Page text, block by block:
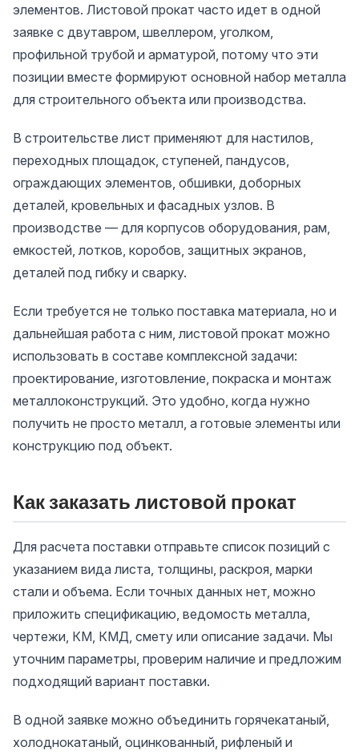
элементов. Листовой прокат часто идет в одной
заявке с двутавром, швеллером, уголком,
профильной трубой и арматурой, потому что эти
позиции вместе формируют основной набор металла
для строительного объекта или производства.
В строительстве лист применяют для настилов,
переходных площадок, ступеней, пандусов,
ограждающих элементов, обшивки, доборных
деталей, кровельных и фасадных узлов. В
производстве — для корпусов оборудования, рам,
емкостей, лотков, коробов, защитных экранов,
деталей под гибку и сварку.
Если требуется не только поставка материала, но и
дальнейшая работа с ним, листовой прокат можно
использовать в составе комплексной задачи:
проектирование, изготовление, покраска и монтаж
металлоконструкций. Это удобно, когда нужно
получить не просто металл, а готовые элементы или
конструкцию под объект.
Как заказать листовой прокат
Для расчета поставки отправьте список позиций с
указанием вида листа, толщины, раскроя, марки
стали и объема. Если точных данных нет, можно
приложить спецификацию, ведомость металла,
чертежи, КМ, КМД, смету или описание задачи. Мы
уточним параметры, проверим наличие и предложим
подходящий вариант поставки.
В одной заявке можно объединить горячекатаный,
холоднокатаный, оцинкованный, рифленый и